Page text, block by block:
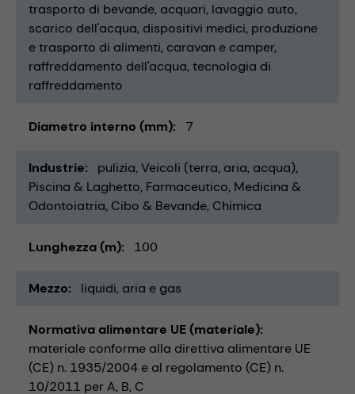
trasporto di bevande acquari lavaggio auto
scarico dell'acqua dispositivi medici produzione
e trasporto di alimenti caravan e camper
raffreddamento dell'acqua tecnologia di
raffreddamento
Diametro interno (mm) 7
Industrie pulizia Veicoli (terra, aria, acqua)
Piscina & Laghetto Farmaceutico Medicina &
Odontoiatria Cibo & Bevande Chimica
Lunghezza (m) 100
Mezzo liquidi aria e gas
Normativa alimentare UE (materiale)
materiale conforme alla direttiva alimentare UE
(CE) n. 1935/2004 e al regolamento (CE) n.
10/2011 per A, B, C